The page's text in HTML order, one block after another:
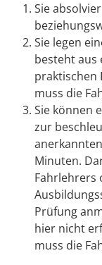
Sie
Sie legen
besteht aus
praktischen
muss die
Sie können
zur
Minuten.
Fahrlehrers
Prüfung
hier nicht
muss die